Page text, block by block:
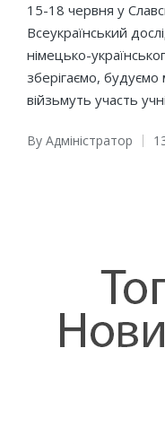
15-18 червня у
Всеукраїнський
німецько-
зберігаємо,
війзьмуть участь
Posted
By Адміністратор